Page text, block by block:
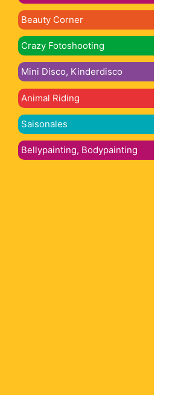
Beauty Corner
Crazy Fotoshooting
Mini Disco, Kinderdisco
Animal Riding
Saisonales
Bellypainting, Bodypainting